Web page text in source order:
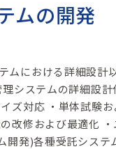
ムの開発
ムにおける詳細設計
システムの詳細設
ズ対応 ・単体試験
改修および最適化
開発)各種受託シス